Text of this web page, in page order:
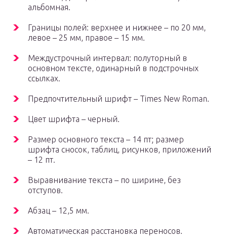
альбомная.
Границы полей: верхнее и нижнее – по 20 мм,
левое – 25 мм, правое – 15 мм.
Междустрочный интервал: полуторный в
основном тексте, одинарный в подстрочных
ссылках.
Предпочтительный шрифт – Times New Roman.
Цвет шрифта – черный.
Размер основного текста – 14 пт; размер
шрифта сносок, таблиц, рисунков, приложений
– 12 пт.
Выравнивание текста – по ширине, без
отступов.
Абзац – 12,5 мм.
Автоматическая расстановка переносов.